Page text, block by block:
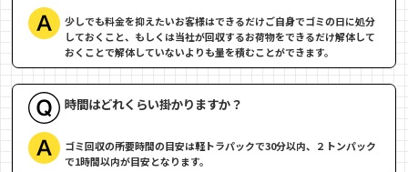
少しでも料金を抑えたいお客様はできるだけご自身でゴミの日に処分
しておくこと、もしくは当社が回収するお荷物をできるだけ解体して
おくことで解体していないよりも量を積むことができます。
時間はどれくらい掛かりますか？
ゴミ回収の所要時間の目安は軽トラパックで30分以内、２トンパック
で1時間以内が目安となります。